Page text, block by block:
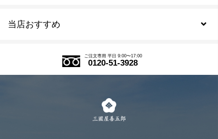
当店おすすめ
式部の香りシリーズ
会員規約について
ご注文専用 平日 9:00〜17:00
0120-51-3928